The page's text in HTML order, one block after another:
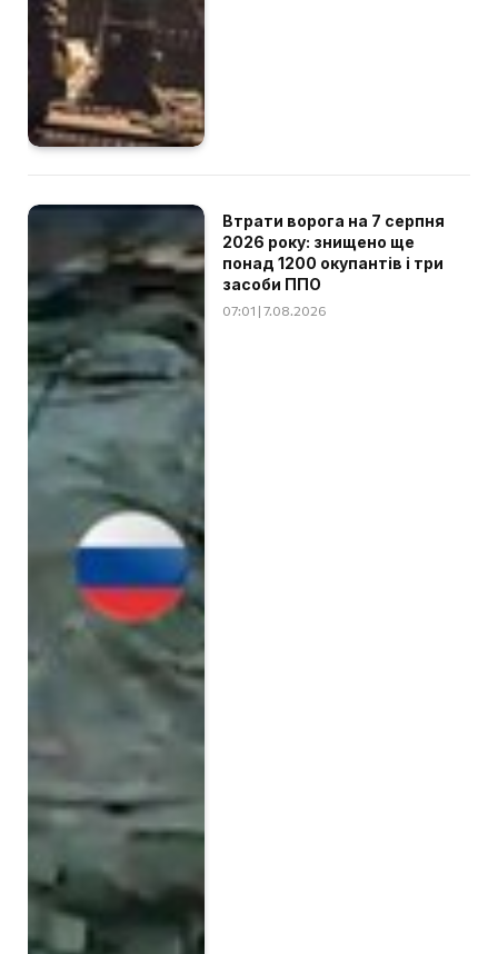
Втрати ворога на 7 серпня
2026 року: знищено ще
понад 1200 окупантів і три
засоби ППО
07:01 | 7.08.2026